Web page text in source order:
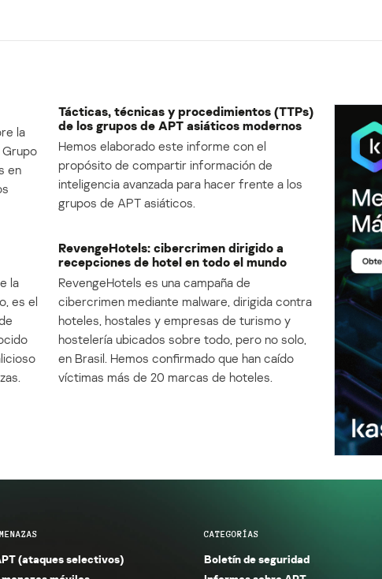
la
Grupo
en
Tácticas, técnicas y procedimientos (TTPs)
de los grupos de APT asiáticos modernos
Hemos elaborado este informe con el
propósito de compartir información de
inteligencia avanzada para hacer frente a los
grupos de APT asiáticos.
la
es el
RevengeHotels: cibercrimen dirigido a
recepciones de hotel en todo el mundo
RevengeHotels es una campaña de
cibercrimen mediante malware, dirigida contra
hoteles, hostales y empresas de turismo y
hostelería ubicados sobre todo, pero no solo,
en Brasil. Hemos confirmado que han caído
víctimas más de 20 marcas de hoteles.
(ataques selectivos)
CATEGORÍAS
Boletín de seguridad